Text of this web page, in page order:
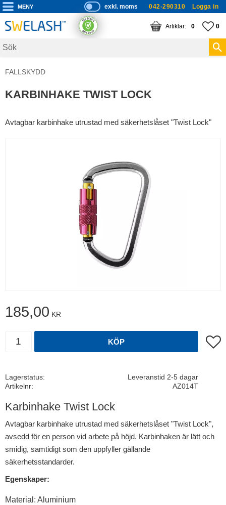
Meny
P
ri
s
s
exkl. moms 042-290310 Logga in
0
KUNDVAGN
ANTAL 0
FALLSKYDD
KARBINHAKE TWIST LOCK
Avtagbar karbinhake utrustad med säkerhetslåset "Twist Lock"
185,00 KR
KÖP Lägg
Lagerstatus
Leveranstid 2-5 dagar
Artikelnr
AZ014T
Karbinhake Twist Lock
Avtagbar karbinhake utrustad med säkerhetslåset "Twist Lock",
avsedd för en person vid arbete på höjd. Karbinhaken är lätt och
smidig, samtidigt som den uppfyller gällande
säkerhetsstandarder.
Egenskaper:
Material: Aluminium